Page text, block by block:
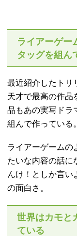
ライアーゲー
タッグを組ん
最近紹介したトリ
天才で最高の作品
品もあの実写ドラ
組んで作っている。
ライアーゲームの
たいな内容の話に
んけ！としか言い
の面白さ。
世界はカモと
ている